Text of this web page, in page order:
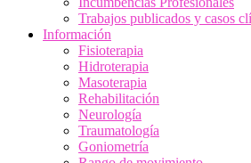
Trabajos publicados y casos
Información
Fisioterapia
Hidroterapia
Masoterapia
Rehabilitación
Neurología
Traumatología
Goniometría